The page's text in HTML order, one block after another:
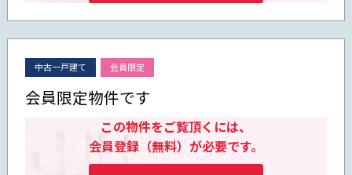
中古一戸建て 会員限定
会員限定物件です
この物件をご覧頂くには、
会員登録（無料）が必要です。